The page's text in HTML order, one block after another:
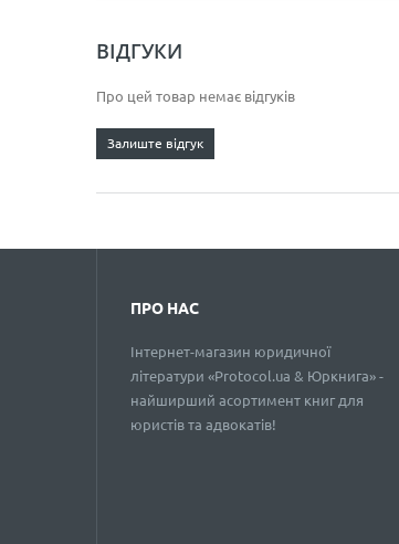
ВІДГУКИ
Про цей товар немає відгуків
Залиште відгук
ПРО НАС
Інтернет-магазин юридичної
літератури «Protocol.ua & Юркнига» -
найширший асортимент книг для
юристів та адвокатів!